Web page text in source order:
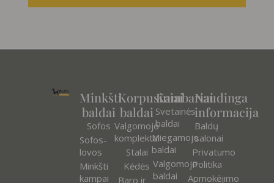
Minkšti
baldai
Sofos
Sofos-
lovos
Minkšti
kampai
Korpusiniai
baldai
Valgomojo
komplektai
Stalai
Kėdės
Baro ir
Kambariai
Svetainės
baldai
Miegamojo
baldai
Valgomojo
baldai
Naudinga
informacija
Baldų
salonai
Privatumo
Politika
Apmokėjimo